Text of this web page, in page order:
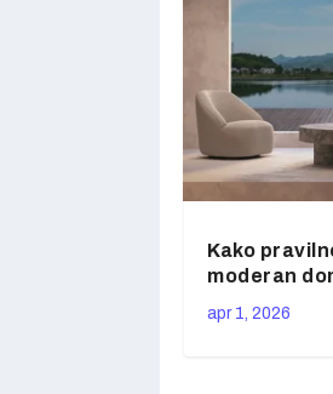
Kako
moderan
apr 1, 2026